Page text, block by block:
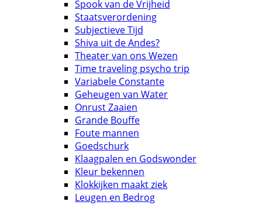
Spook van de Vrijheid
Staatsverordening
Subjectieve Tijd
Shiva uit de Andes?
Theater van ons Wezen
Time traveling psycho trip
Variabele Constante
Geheugen van Water
Onrust Zaaien
Grande Bouffe
Foute mannen
Goedschurk
Klaagpalen en Godswonder
Kleur bekennen
Klokkijken maakt ziek
Leugen en Bedrog